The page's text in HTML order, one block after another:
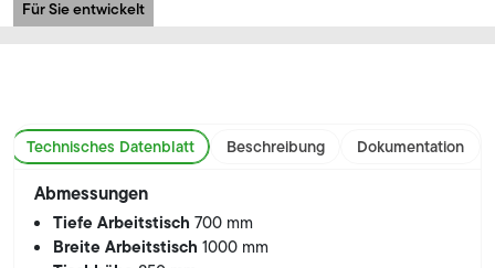
Für Sie entwickelt
Technisches Datenblatt Beschreibung Dokumentation
Abmessungen
Tiefe Arbeitstisch700 mm
Breite Arbeitstisch1000 mm